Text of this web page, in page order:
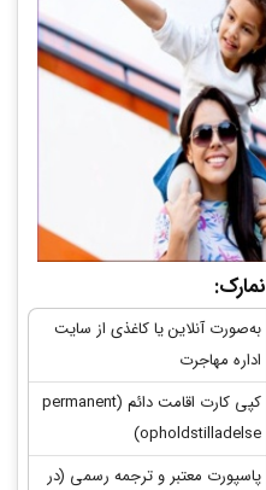
به‌صورت آنلاین یا کاغذی از سایت
اداره مهاجرت
کپی کارت اقامت دائم (permanent
opholdstilladelse)
پاسپورت معتبر و ترجمه رسمی (در